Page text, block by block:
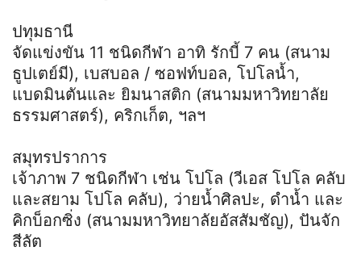
ปทุมธานี
จัดแข่งขัน 11 ชนิดกีฬา อาทิ รักบี้ 7 คน (สนาม
ธูปเตย์มี), เบสบอล / ซอฟท์บอล, โปโลน้ำ,
แบดมินตันและ ยิมนาสติก (สนามมหาวิทยาลัย
ธรรมศาสตร์), คริกเก็ต, ฯลฯ
สมุทรปราการ
เจ้าภาพ 7 ชนิดกีฬา เช่น โปโล (วีเอส โปโล คลับ
และสยาม โปโล คลับ), ว่ายน้ำศิลปะ, ดำน้ำ และ
คิกบ็อกซิ่ง (สนามมหาวิทยาลัยอัสสัมชัญ), ปันจัก
สีลัต